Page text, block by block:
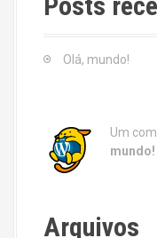
h
Olá, mundo!
Um
mundo!
Arquivos